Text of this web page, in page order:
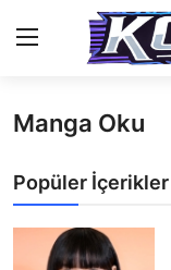
Anasayfa
İletişim
Genel
Manga Oku
Popüler İçerikler